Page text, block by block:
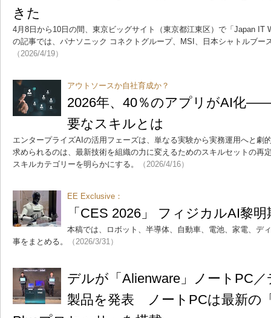
きた
4月8日から10日の間、東京ビッグサイト（東京都江東区）で「Japan IT
の記事では、パナソニック コネクトグループ、MSI、日本シャトルブー
（2026/4/19）
アウトソースか自社育成か？
2026年、40％のアプリがAI化
要なスキルとは
エンタープライズAIの活用フェーズは、単なる実験から実務運用へと劇
求められるのは、最新技術を組織の力に変えるためのスキルセットの再
スキルカテゴリーを明らかにする。
（2026/4/16）
EE Exclusive：
「CES 2026」 フィジカルAI黎明
本稿では、ロボット、半導体、自動車、電池、家電、デ
事をまとめる。
（2026/3/31）
デルが「Alienware」ノートPC
製品を発表 ノートPCは最新の